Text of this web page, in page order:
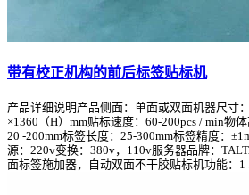
带有校正机构的前后标签贴标机
产品详细说明产品侧面：单面或双面机器尺寸
×1360（H）mm贴标速度：60-200pcs / min物
20 -200mm标签长度：25-300mm标签精度：
源：220v变换：380v，110v服务器品牌：
面标签施加器，自动双面不干胶贴标机功能：1